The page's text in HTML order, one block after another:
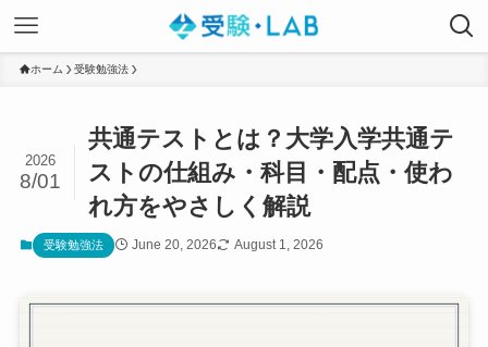
ホーム 受験勉強法
共通テストとは？大学入学共通テ
ストの仕組み・科目・配点・使わ
れ方をやさしく解説
2026
8/01
受験勉強法 June 20, 2026 August 1, 2026